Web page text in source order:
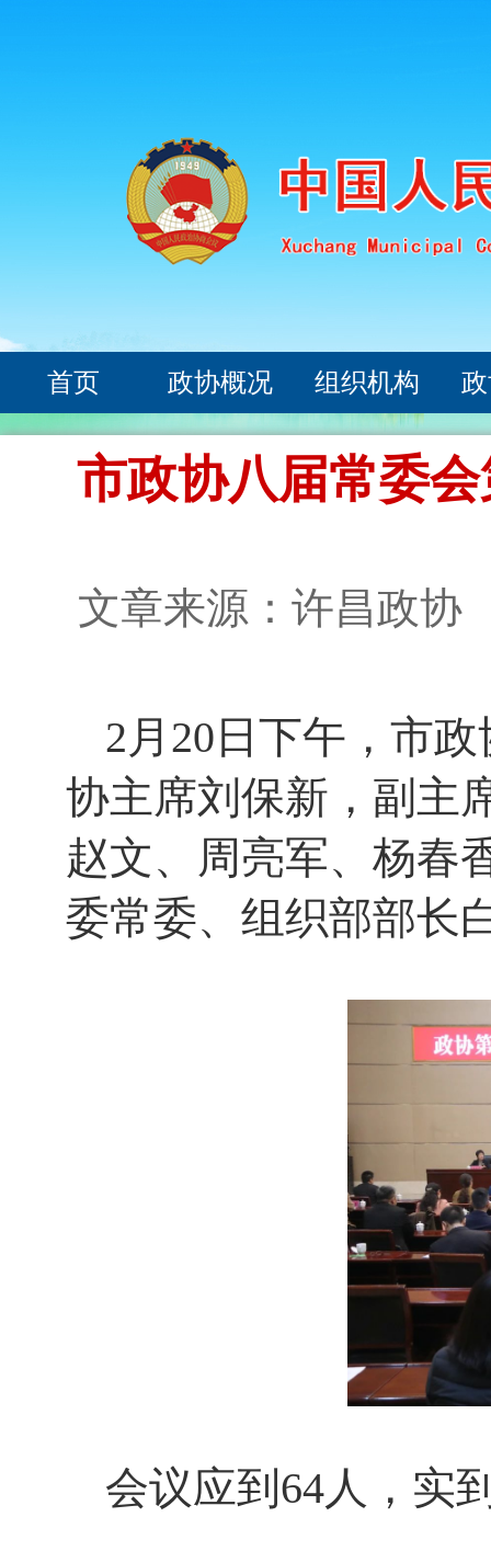
首页 政协概况 组织机构
市政协八届常委
文章来源：许昌政
2月20日下午，市
协主席刘保新，副主
赵文、周亮军、杨春
委常委、组织部部长
会议应到64人，实